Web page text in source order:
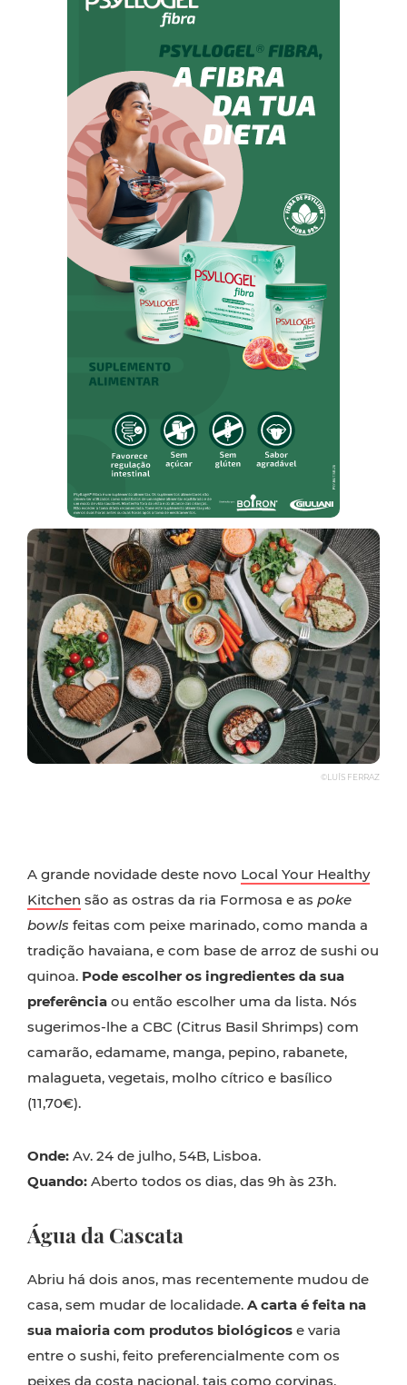
©LUÍS FERRAZ
A grande novidade deste novo Local Your Healthy
Kitchen são as ostras da ria Formosa e as poke
bowls feitas com peixe marinado, como manda a
tradição havaiana, e com base de arroz de sushi ou
quinoa. Pode escolher os ingredientes da sua
preferência ou então escolher uma da lista. Nós
sugerimos-lhe a CBC (Citrus Basil Shrimps) com
camarão, edamame, manga, pepino, rabanete,
malagueta, vegetais, molho cítrico e basílico
(11,70€).
Onde: Av. 24 de julho, 54B, Lisboa.
Quando: Aberto todos os dias, das 9h às 23h.
Água da Cascata
Abriu há dois anos, mas recentemente mudou de
casa, sem mudar de localidade. A carta é feita na
sua maioria com produtos biológicos e varia
entre o sushi, feito preferencialmente com os
peixes da costa nacional, tais como corvinas,